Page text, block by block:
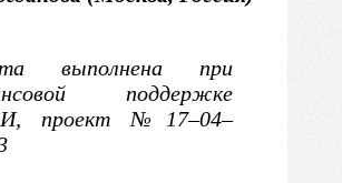
выполнена при
поддержке
проект №17–04–